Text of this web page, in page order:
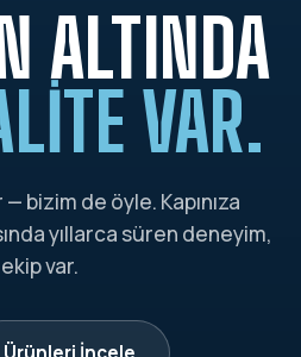
ALTINDA
VAR.
bizim de öyle. Kapınıza
yıllarca süren deneyim,
var.